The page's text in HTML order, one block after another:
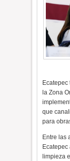
la Zona
que
para
Entre las
limpieza